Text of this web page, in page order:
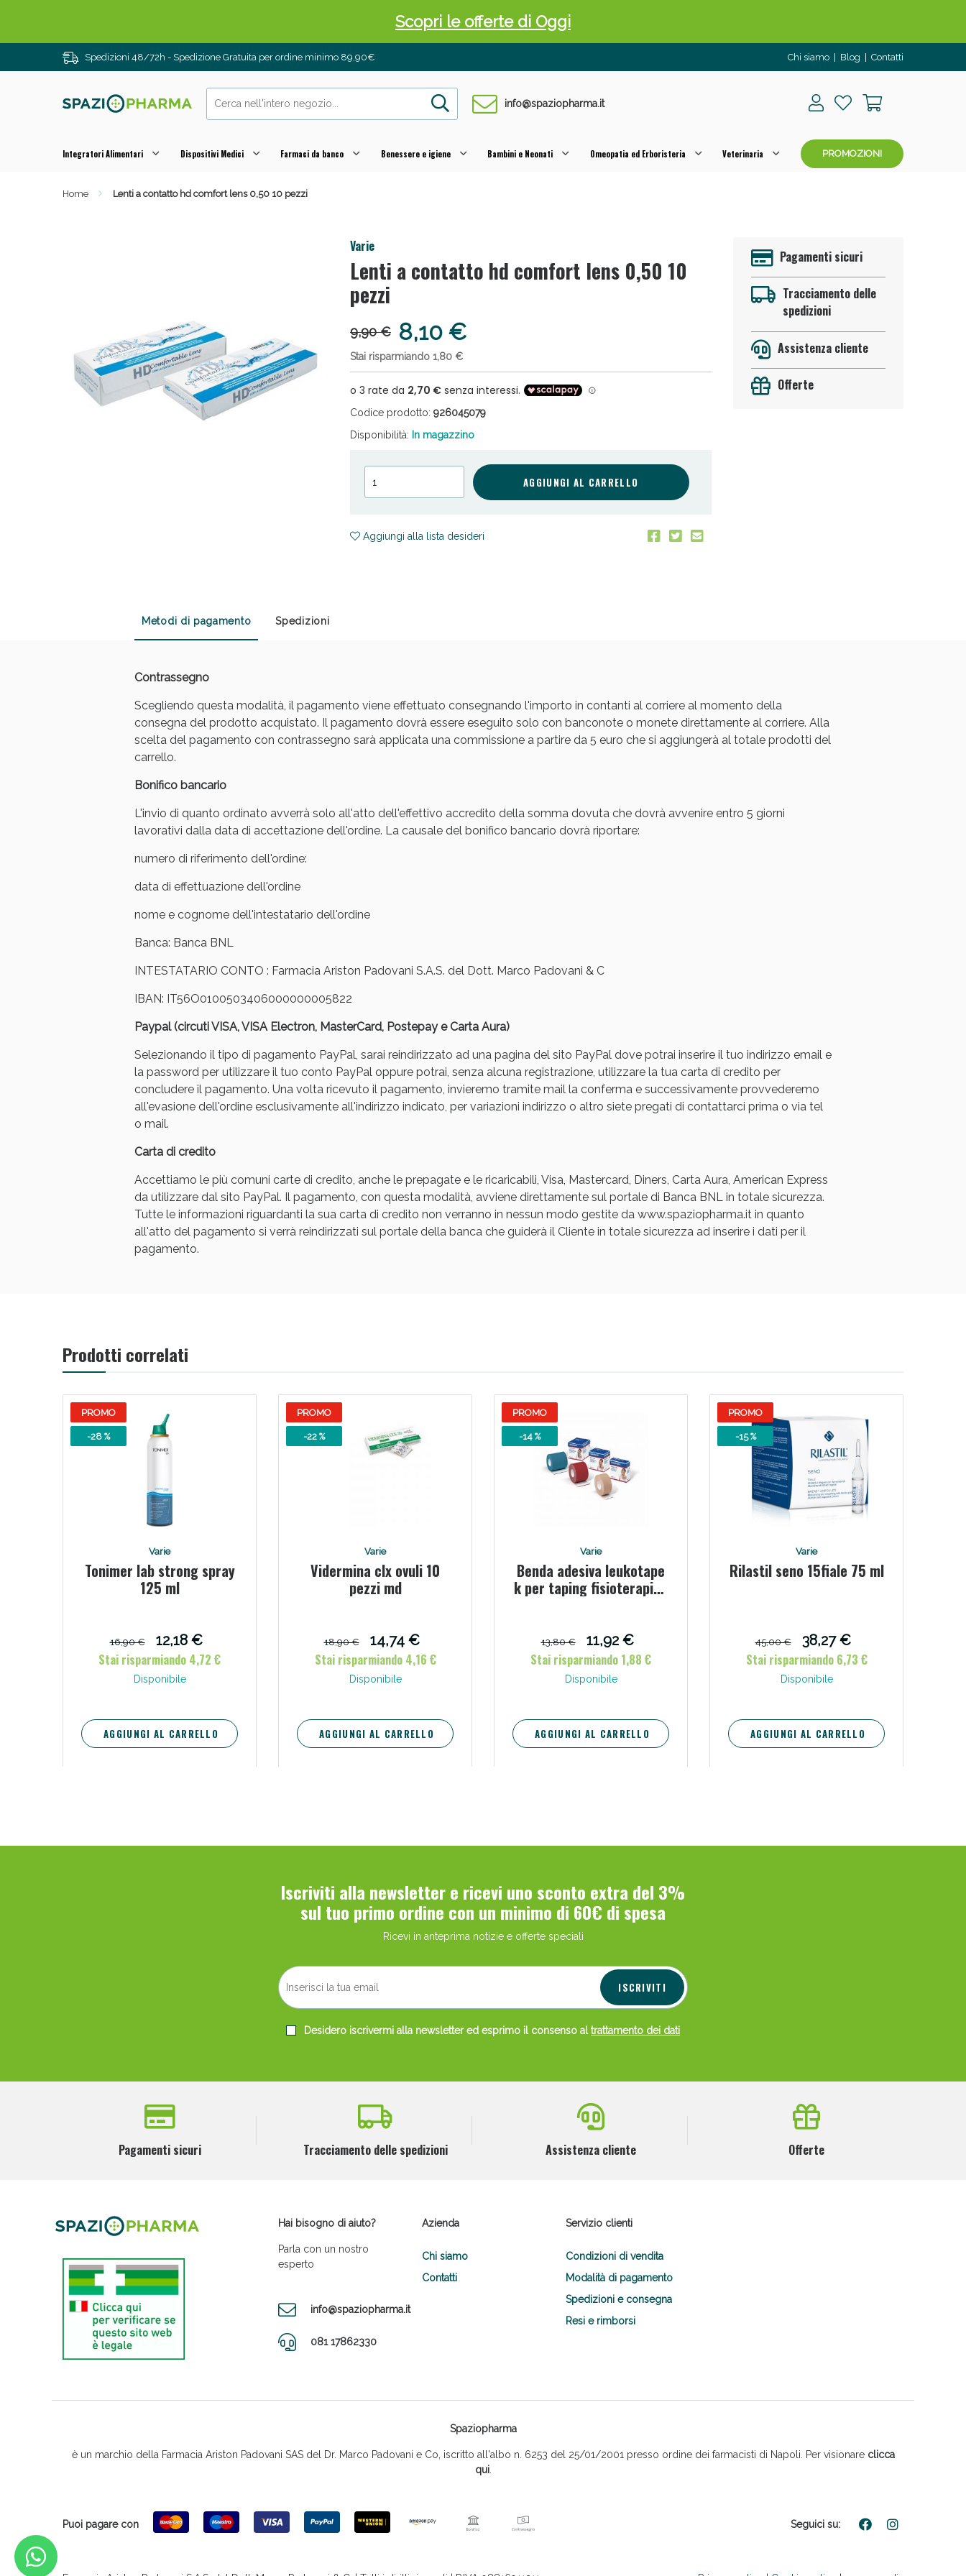
Spedizioni 48/72h - Spedizione Gratuita per ordine minimo 89,90€ Chi siamo Blog Contatti
info@spaziopharma.it
Integratori Alimentari Dispositivi Medici Farmaci da banco Benessere e igiene Bambini e Neonati Omeopatia ed Erboristeria Veterinaria PROMOZIONI
Home Lenti a contatto hd comfort lens 0,50 10 pezzi
Varie
Lenti a contatto hd comfort lens 0,50 10
pezzi
9,90 € 8,10 €
Stai risparmiando 1,80 €
Codice prodotto: 926045079
Disponibilità: In magazzino
AGGIUNGI AL CARRELLO
Aggiungi alla lista desideri
Pagamenti sicuri
Tracciamento delle
spedizioni
Assistenza cliente
Offerte
Metodi di pagamento Spedizioni
Contrassegno
Scegliendo questa modalità, il pagamento viene effettuato consegnando l'importo in contanti al corriere al momento della
consegna del prodotto acquistato. Il pagamento dovrà essere eseguito solo con banconote o monete direttamente al corriere. Alla
scelta del pagamento con contrassegno sarà applicata una commissione a partire da 5 euro che si aggiungerà al totale prodotti del
carrello.
Bonifico bancario
L'invio di quanto ordinato avverrà solo all'atto dell'effettivo accredito della somma dovuta che dovrà avvenire entro 5 giorni
lavorativi dalla data di accettazione dell'ordine. La causale del bonifico bancario dovrà riportare:
numero di riferimento dell'ordine:
data di effettuazione dell'ordine
nome e cognome dell'intestatario dell'ordine
Banca: Banca BNL
INTESTATARIO CONTO : Farmacia Ariston Padovani S.A.S. del Dott. Marco Padovani & C
IBAN: IT56O0100503406000000005822
Paypal (circuti VISA, VISA Electron, MasterCard, Postepay e Carta Aura)
Selezionando il tipo di pagamento PayPal, sarai reindirizzato ad una pagina del sito PayPal dove potrai inserire il tuo indirizzo email e
la password per utilizzare il tuo conto PayPal oppure potrai, senza alcuna registrazione, utilizzare la tua carta di credito per
concludere il pagamento. Una volta ricevuto il pagamento, invieremo tramite mail la conferma e successivamente provvederemo
all'evasione dell'ordine esclusivamente all'indirizzo indicato, per variazioni indirizzo o altro siete pregati di contattarci prima o via tel
o mail.
Carta di credito
Accettiamo le più comuni carte di credito, anche le prepagate e le ricaricabili, Visa, Mastercard, Diners, Carta Aura, American Express
da utilizzare dal sito PayPal. Il pagamento, con questa modalità, avviene direttamente sul portale di Banca BNL in totale sicurezza.
Tutte le informazioni riguardanti la sua carta di credito non verranno in nessun modo gestite da www.spaziopharma.it in quanto
all'atto del pagamento si verrà reindirizzati sul portale della banca che guiderà il Cliente in totale sicurezza ad inserire i dati per il
pagamento.
Prodotti correlati
PROMO
-28 %
Varie
Tonimer lab strong spray
125 ml
16,90 €
12,18 €
Stai risparmiando 4,72 €
Disponibile
AGGIUNGI AL CARRELLO
PROMO
-22 %
Varie
Vidermina clx ovuli 10
pezzi md
18,90 €
14,74 €
Stai risparmiando 4,16 €
Disponibile
AGGIUNGI AL CARRELLO
PROMO
-14 %
Varie
Benda adesiva leukotape
k per taping fisioterapico
in rotolo
13,80 €
11,92 €
Stai risparmiando 1,88 €
Disponibile
AGGIUNGI AL CARRELLO
PROMO
-15 %
Varie
Rilastil seno 15fiale 75 ml
45,00 €
38,27 €
Stai risparmiando 6,73 €
Disponibile
AGGIUNGI AL CARRELLO
Iscriviti alla newsletter e ricevi uno sconto extra del 3%
sul tuo primo ordine con un minimo di 60€ di spesa
Ricevi in anteprima notizie e offerte speciali
ISCRIVITI
Desidero iscrivermi alla newsletter ed esprimo il consenso al trattamento dei dati
Pagamenti sicuri Tracciamento delle spedizioni Assistenza cliente Offerte
Hai bisogno di aiuto?
Parla con un nostro
esperto
info@spaziopharma.it
081 17862330
Azienda
Chi siamo
Contatti
Servizio clienti
Condizioni di vendita
Modalità di pagamento
Spedizioni e consegna
Resi e rimborsi
Spaziopharma
è un marchio della Farmacia Ariston Padovani SAS del Dr. Marco Padovani e Co, iscritto all'albo n. 6253 del 25/01/2001 presso ordine dei farmacisti di Napoli. Per visionare clicca
qui.
Puoi pagare con Seguici su:
Drenanti e Pancia Piatta: Sconti fino al 55% validi solo per OGGI!
Salini e Multivitaminici: oggi Sconto extra fino al 50%!
Vie Urinarie e Prostata: Sconti fino al 45% oggi!